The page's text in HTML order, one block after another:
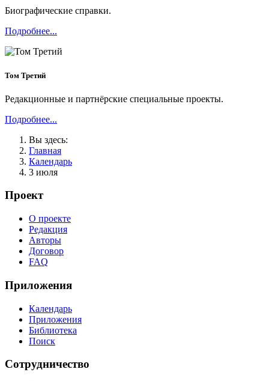
Биографические справки.
Подробнее...
Том Третий
Редакционные и партнёрские специальные проекты.
Подробнее...
Вы здесь:
Главная
Календарь
3 июля
Проект
О проекте
Редакция
Авторы
Договор
FAQ
Приложения
Календарь
Приложения
Библиотека
Поиск
Сотрудничество